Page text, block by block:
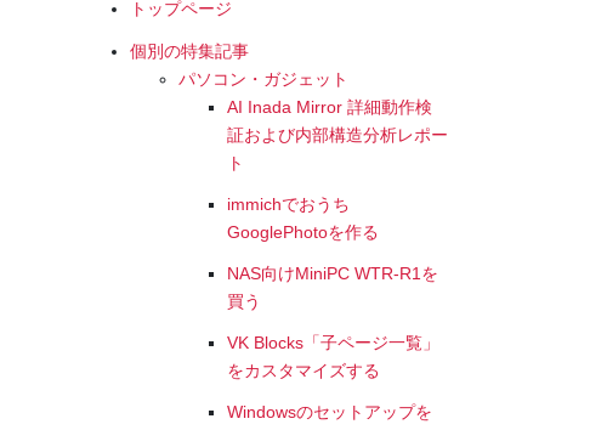
トップページ
個別の特集記事
パソコン・ガジェット
AI Inada Mirror 詳細動作検
証および内部構造分析レポー
ト
immichでおうち
GooglePhotoを作る
NAS向けMiniPC WTR-R1を
買う
VK Blocks「子ページ一覧」
をカスタマイズする
Windowsのセットアップを